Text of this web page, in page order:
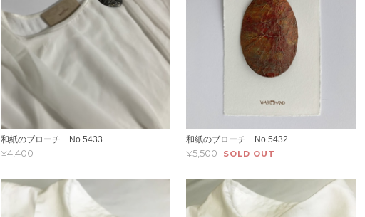
和紙のブローチ No.5433
¥4,400
和紙のブローチ No.5432
¥5,500 SOLD OUT